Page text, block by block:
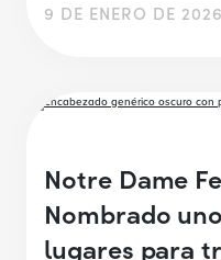
9 DE ENERO DE 2026
Notre Dame
Nombrado
lugares para